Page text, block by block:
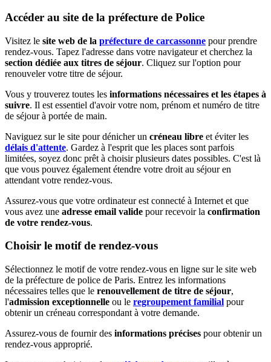
Accéder au site de la préfecture de Police
Visitez le site web de la préfecture de carcassonne pour prendre
rendez-vous. Tapez l'adresse dans votre navigateur et cherchez la
section dédiée aux titres de séjour. Cliquez sur l'option pour
renouveler votre titre de séjour.
Vous y trouverez toutes les informations nécessaires et les étapes à
suivre. Il est essentiel d'avoir votre nom, prénom et numéro de titre
de séjour à portée de main.
Naviguez sur le site pour dénicher un créneau libre et éviter les
délais d'attente. Gardez à l'esprit que les places sont parfois
limitées, soyez donc prêt à choisir plusieurs dates possibles. C'est là
que vous pouvez également étendre votre droit au séjour en
attendant votre rendez-vous.
Assurez-vous que votre ordinateur est connecté à Internet et que
vous avez une adresse email valide pour recevoir la confirmation
de votre rendez-vous.
Choisir le motif de rendez-vous
Sélectionnez le motif de votre rendez-vous en ligne sur le site web
de la préfecture de police de Paris. Entrez les informations
nécessaires telles que le renouvellement de titre de séjour,
l'admission exceptionnelle ou le regroupement familial pour
obtenir un créneau correspondant à votre demande.
Assurez-vous de fournir des informations précises pour obtenir un
rendez-vous approprié.